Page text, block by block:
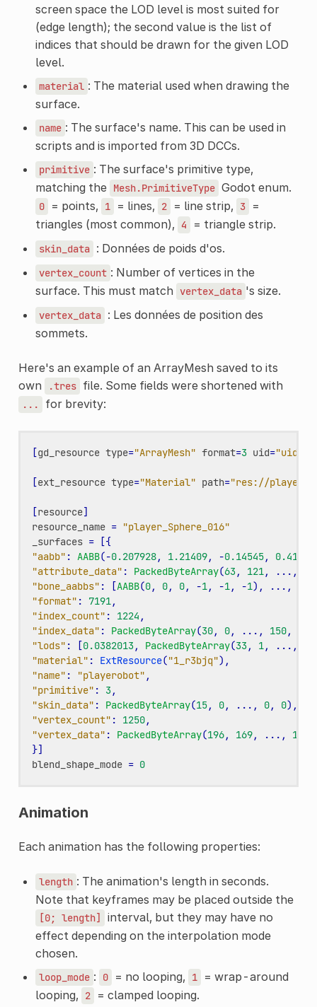
screen space the LOD level is most suited for
(edge length); the second value is the list of
indices that should be drawn for the given LOD
level.
material : The material used when drawing the
surface.
name : The surface's name. This can be used in
scripts and is imported from 3D DCCs.
primitive : The surface's primitive type,
matching the Mesh.PrimitiveType Godot enum.
0 = points, 1 = lines, 2 = line strip, 3
=
triangles (most common),
4 = triangle strip.
skin_data : Données de poids d'os.
vertex_count : Number of vertices in the
surface. This must match vertex_data 's size.
vertex_data : Les données de position des
sommets.
Here's an example of an ArrayMesh saved to its
own
.tres file. Some fields were shortened with
... for brevity:
[gd_resource type="ArrayMesh" format=3 uid="uid://
[ext_resource type="Material" path="res://player/
[resource]
resource_name = "player_Sphere_016"
_surfaces =
[{
"aabb" : AABB(-0.207928, 1.21409, -0.14545,
"attribute_data" : PackedByteArray(63, 121, ... ,
"bone_aabbs" : [AABB(0, 0, 0, -1, -1, -1), ... ,
"format" : 7191,
"index_count" : 1224 ,
"index_data" : PackedByteArray(30, 0, ... , 150,
"lods" : [0.0382013, PackedByteArray(33, 1, ... ,
"material" : ExtResource("1_r3bjq"),
"name" : "playerobot" ,
"primitive" : 3,
"skin_data" : PackedByteArray(15, 0, ... , 0, 0),
"vertex_count" : 1250,
"vertex_data" : PackedByteArray(196, 169, ... , 11
}]
blend_shape_mode = 0
Animation
Each animation has the following properties:
length : The animation's length in seconds.
Note that keyframes may be placed outside the
[0; length]
interval, but they may have no
effect depending on the interpolation mode
chosen.
loop_mode : 0 = no looping, 1
= wrap-around
looping,
2 = clamped looping.